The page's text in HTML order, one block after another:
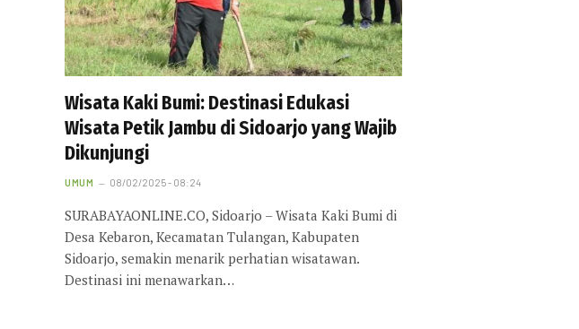
Wisata Kaki Bumi: Destinasi Edukasi
Wisata Petik Jambu di Sidoarjo yang Wajib
Dikunjungi
UMUM 08/02/2025 - 08:24
SURABAYAONLINE.CO, Sidoarjo – Wisata Kaki Bumi di
Desa Kebaron, Kecamatan Tulangan, Kabupaten
Sidoarjo, semakin menarik perhatian wisatawan.
Destinasi ini menawarkan…